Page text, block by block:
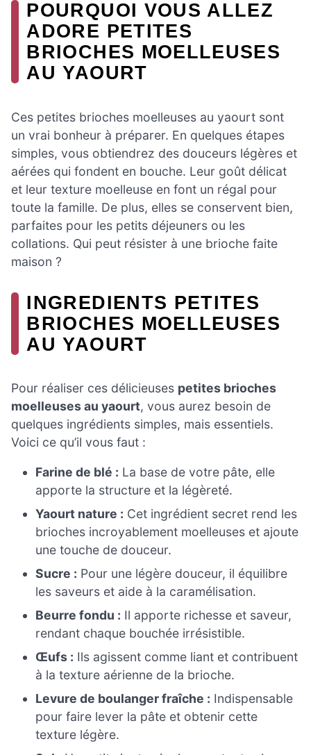
POURQUOI VOUS ALLEZ
ADORE PETITES
BRIOCHES MOELLEUSES
AU YAOURT
Ces petites brioches moelleuses au yaourt sont
un vrai bonheur à préparer. En quelques étapes
simples, vous obtiendrez des douceurs légères et
aérées qui fondent en bouche. Leur goût délicat
et leur texture moelleuse en font un régal pour
toute la famille. De plus, elles se conservent bien,
parfaites pour les petits déjeuners ou les
collations. Qui peut résister à une brioche faite
maison ?
INGREDIENTS PETITES
BRIOCHES MOELLEUSES
AU YAOURT
Pour réaliser ces délicieuses petites brioches
moelleuses au yaourt, vous aurez besoin de
quelques ingrédients simples, mais essentiels.
Voici ce qu’il vous faut :
Farine de blé : La base de votre pâte, elle
apporte la structure et la légèreté.
Yaourt nature : Cet ingrédient secret rend les
brioches incroyablement moelleuses et ajoute
une touche de douceur.
Sucre : Pour une légère douceur, il équilibre
les saveurs et aide à la caramélisation.
Beurre fondu : Il apporte richesse et saveur,
rendant chaque bouchée irrésistible.
Œufs : Ils agissent comme liant et contribuent
à la texture aérienne de la brioche.
Levure de boulanger fraîche : Indispensable
pour faire lever la pâte et obtenir cette
texture légère.